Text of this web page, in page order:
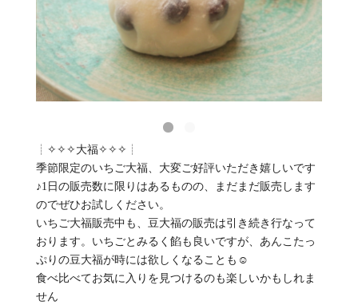
┊✧✧✧大福✧✧✧┊
季節限定のいちご大福、大変ご好評いただき嬉しいです
♪1日の販売数に限りはあるものの、まだまだ販売します
のでぜひお試しください。
いちご大福販売中も、豆大福の販売は引き続き行なって
おります。いちごとみるく餡も良いですが、あんこたっ
ぷりの豆大福が時には欲しくなることも☺️
食べ比べてお気に入りを見つけるのも楽しいかもしれま
せん